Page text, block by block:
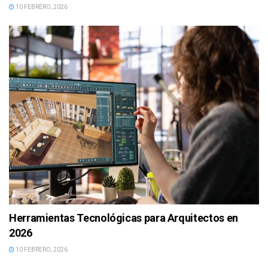
10 FEBRERO, 2026
Herramientas Tecnológicas para Arquitectos en
2026
10 FEBRERO, 2026